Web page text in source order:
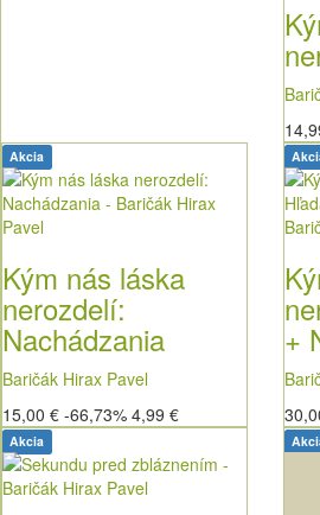
Akcia
Kým nás láska
nerozdelí:
Nachádzania
Baričák Hirax Pavel
15,00 € -66,73% 4,99 €
+
Akcia